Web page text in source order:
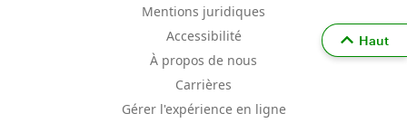
Mentions juridiques
Accessibilité
À propos de nous
Carrières
Gérer l'expérience en ligne
Haut